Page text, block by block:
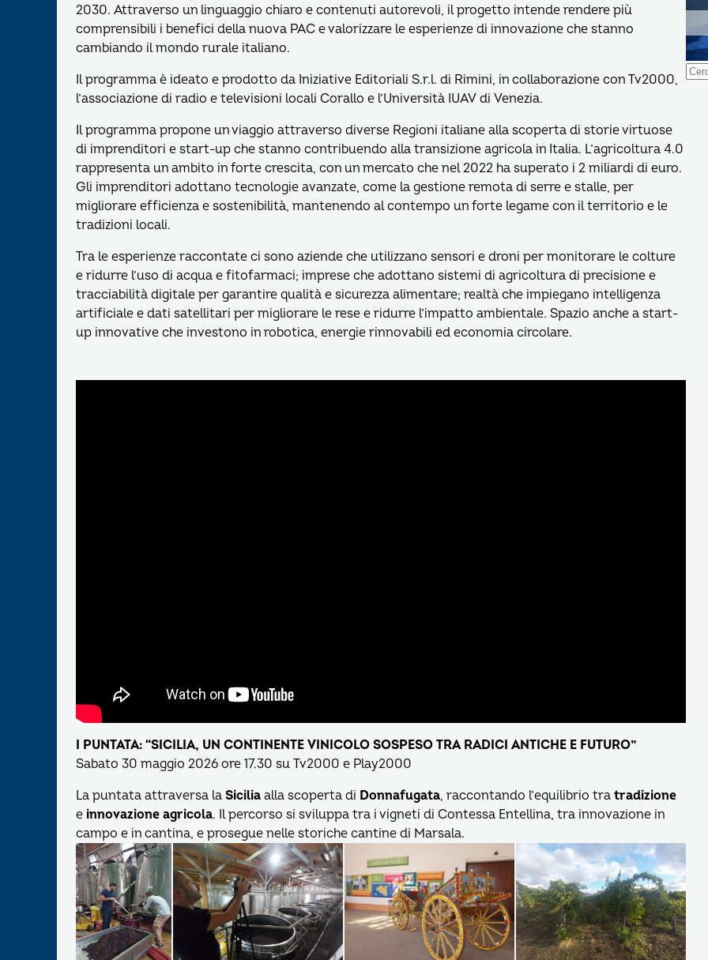
2030. Attraverso un linguaggio chiaro e contenuti autorevoli, il progetto intende rendere più
comprensibili i benefici della nuova PAC e valorizzare le esperienze di innovazione che stanno
cambiando il mondo rurale italiano.
Il programma è ideato e prodotto da Iniziative Editoriali S.r.l. di Rimini, in collaborazione con Tv2000,
l’associazione di radio e televisioni locali Corallo e l’Università IUAV di Venezia.
Il programma propone un viaggio attraverso diverse Regioni italiane alla scoperta di storie virtuose
di imprenditori e start-up che stanno contribuendo alla transizione agricola in Italia. L’agricoltura 4.0
rappresenta un ambito in forte crescita, con un mercato che nel 2022 ha superato i 2 miliardi di euro.
Gli imprenditori adottano tecnologie avanzate, come la gestione remota di serre e stalle, per
migliorare efficienza e sostenibilità, mantenendo al contempo un forte legame con il territorio e le
tradizioni locali.
Tra le esperienze raccontate ci sono aziende che utilizzano sensori e droni per monitorare le colture
e ridurre l’uso di acqua e fitofarmaci; imprese che adottano sistemi di agricoltura di precisione e
tracciabilità digitale per garantire qualità e sicurezza alimentare; realtà che impiegano intelligenza
artificiale e dati satellitari per migliorare le rese e ridurre l’impatto ambientale. Spazio anche a start-
up innovative che investono in robotica, energie rinnovabili ed economia circolare.
I PUNTATA: “SICILIA, UN CONTINENTE VINICOLO SOSPESO TRA RADICI ANTICHE E FUTURO”
Sabato 30 maggio 2026 ore 17.30 su Tv2000 e Play2000
La puntata attraversa la Sicilia alla scoperta di Donnafugata, raccontando l’equilibrio tra tradizione
e innovazione agricola. Il percorso si sviluppa tra i vigneti di Contessa Entellina, tra innovazione in
campo e in cantina, e prosegue nelle storiche cantine di Marsala.
per: